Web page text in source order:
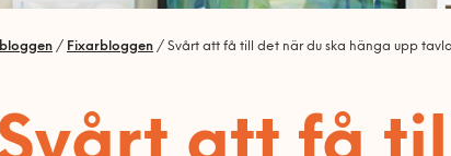
/ Fixarbloggen / Svårt att få till det när du ska hänga upp